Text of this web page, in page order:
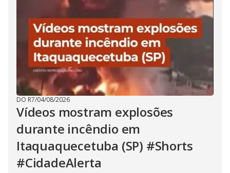
DO R7/04/08/2026
Vídeos mostram explosões
durante incêndio em
Itaquaquecetuba (SP) #Shorts
#CidadeAlerta